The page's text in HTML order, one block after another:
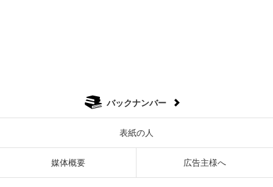
バックナンバー
表紙の人
媒体概要 広告主様へ